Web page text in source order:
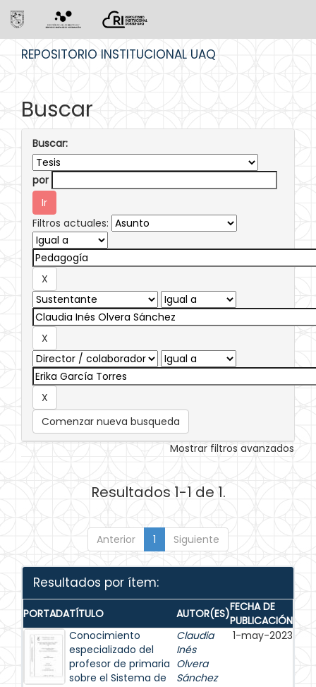
REPOSITORIO INSTITUCIONAL UAQ
Buscar
Buscar:
por
Filtros actuales:
Comenzar nueva busqueda
Mostrar filtros avanzados
Resultados 1-1 de 1.
Anterior 1 Siguiente
Resultados por ítem:
PORTADATÍTULO AUTOR(ES)FECHA DE
PUBLICACIÓN
Conocimiento
especializado del
profesor de primaria
sobre el Sistema de
Claudia
Inés
Olvera
Sánchez
1-may-2023